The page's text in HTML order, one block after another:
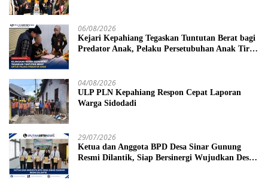
06/08/2026
Kejari Kepahiang Tegaskan Tuntutan Berat bagi
Predator Anak, Pelaku Persetubuhan Anak Tiri
04/08/2026
ULP PLN Kepahiang Respon Cepat Laporan
Warga Sidodadi
29/07/2026
Ketua dan Anggota BPD Desa Sinar Gunung
Resmi Dilantik, Siap Bersinergi Wujudkan Desa